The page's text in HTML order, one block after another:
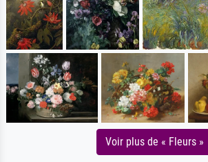
Voir plus de « Fleurs »